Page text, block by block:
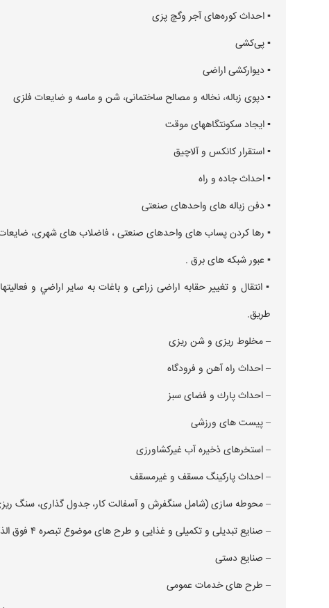
▪︎ احداث كوره‌‌های آجر وگچ‌ پزی
▪︎ پی‌كشی
▪︎ ديواركشی اراضی
▪︎ دپوی زباله، نخاله و مصالح ساختمانی، شن و ماسه و ضايعات فلزی
▪︎ ايجاد سكونتگاههای موقت
▪︎ استقرار كانكس و آلاچيق
▪︎ احداث جاده و راه
▪︎ دفن زباله های واحدهای صنعتی
▪︎ رها كردن پساب ‌های واحدهای صنعتی ، فاضلاب ‌های شهری، ضايعات
▪︎ عبور شبكه ‌های برق .
▪︎ انتقال و تغيير حقابه اراضی زراعی و باغات به ساير اراضي و
طريق.
– مخلوط ريزی و شن ريزی
– احداث راه آهن و فرودگاه
– احداث پارك و فضای سبز
– پيست ‌های ورزشی
– استخرهای ذخيره آب غيركشاورزی
– احداث پاركينگ مسقف و غيرمسقف
– محوطه سازی (شامل سنگفرش و آسفالت ‌كار، جدول ‌گذاری، سنگ
– صنايع تبديلی و تكميلی و غذايی و طرح ‌های موضوع تبصره ۴ فوق ‌الذكر
– صنايع دستی
– طرح ‌های خدمات عمومی